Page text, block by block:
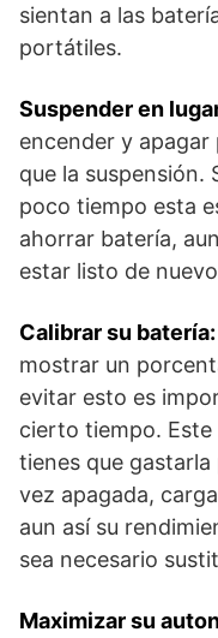
sientan a las
portátiles.
Suspender en
encender y apagar
que la suspensión.
poco tiempo esta
ahorrar batería,
estar listo de
Calibrar su batería:
mostrar un
evitar esto es
cierto tiempo. Este
tienes que
vez apagada,
aun así su
sea necesario
Maximizar su